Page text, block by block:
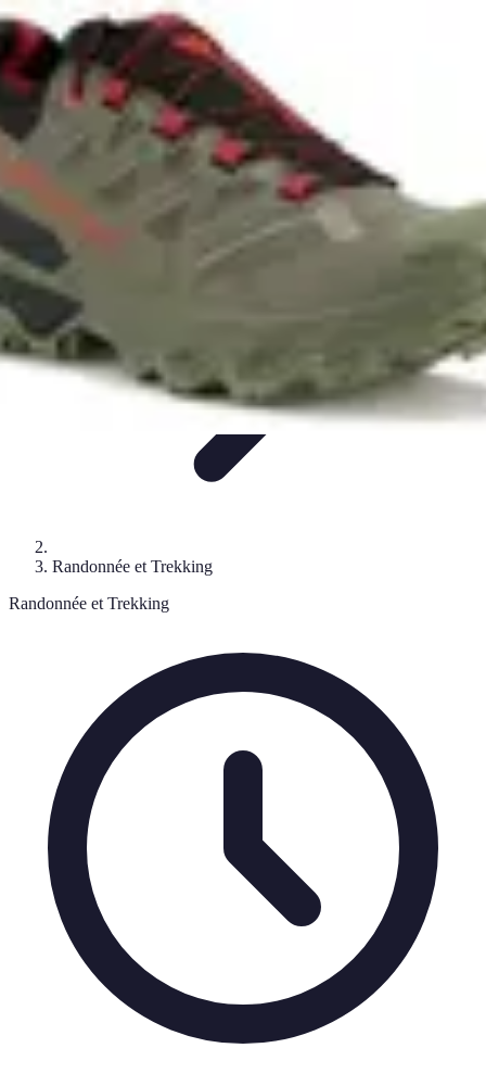
Aventure Sportive
Équipement
TendancesActivités Sportives
Santé
Aventure Sportive
Randonnée et Trekking
Randonnée et Trekking